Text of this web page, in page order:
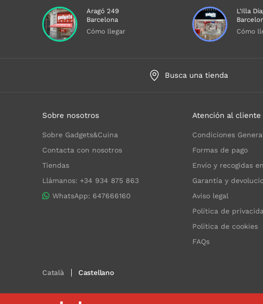
Aragó 249
Barcelona
Cómo llegar
L'Illa
Cómo
Busca una tienda
Sobre nosotros
Sobre Gadgets&Cuina
Contacta con nosotros
Tiendas
Llámanos: +34 934 875 863
WhatsApp: 647666160
Atención al cliente
Condiciones
Formas de pago
Envío y recogidas
Garantía y
Aviso legal
Política de
Política de cookies
FAQs
Català Castellano